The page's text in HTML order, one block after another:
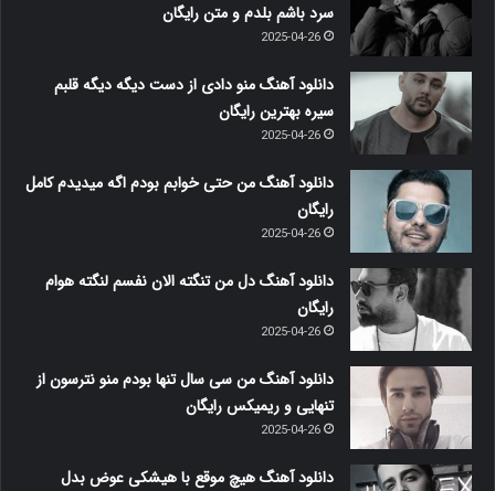
سرد باشم بلدم و متن رایگان
2025-04-26
دانلود آهنگ منو دادی از دست دیگه دیگه قلبم
سیره بهترین رایگان
2025-04-26
دانلود آهنگ من حتی خوابم بودم اگه میدیدم کامل
رایگان
2025-04-26
دانلود آهنگ دل من تنگته الان نفسم لنگته هوام
رایگان
2025-04-26
دانلود آهنگ من سی سال تنها بودم منو نترسون از
تنهایی و ریمیکس رایگان
2025-04-26
دانلود آهنگ هیچ موقع با هیشکی عوض بدل